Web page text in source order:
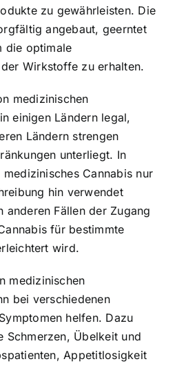
zu gewährleisten. Die
angebaut, geerntet
die optimale
Wirkstoffe zu erhalten.
medizinischen
einigen Ländern legal,
Ländern strengen
unterliegt. In
Cannabis nur
hin verwendet
anderen Fällen der Zugang
für bestimmte
wird.
medizinischen
bei verschiedenen
helfen. Dazu
Schmerzen, Übelkeit und
Appetitlosigkeit